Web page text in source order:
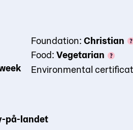
Foundation: Christian
Food: Vegetarian
Environmental
på-landet